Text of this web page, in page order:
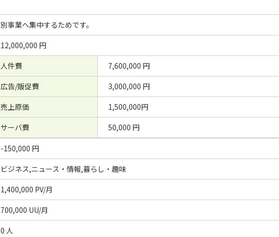
別事業へ集中するためです。
12,000,000 円
人件費
7,600,000 円
広告/販促費
3,000,000 円
売上原価
1,500,000円
サーバ費
50,000 円
-150,000 円
ビジネス,ニュース・情報,暮らし・趣味
1,400,000 PV/月
700,000 UU/月
0 人